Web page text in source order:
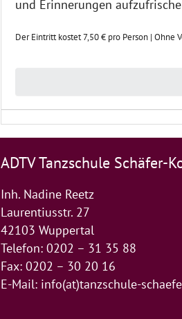
und Erinnerungen
Der Eintritt kostet 7,50 € pro Person | Ohne
ADTV Tanzschule Schäfer-
Inh. Nadine Reetz
Laurentiusstr. 27
42103 Wuppertal
Telefon: 0202 – 31 35 88
Fax: 0202 – 30 20 16
E-Mail: info(at)tanzschule-